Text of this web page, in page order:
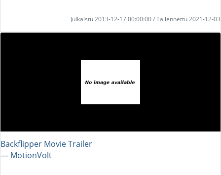
Julkaistu 2013-12-17 00:00:00 / Tallennettu 2021-12-03
Backflipper Movie Trailer
― MotionVolt